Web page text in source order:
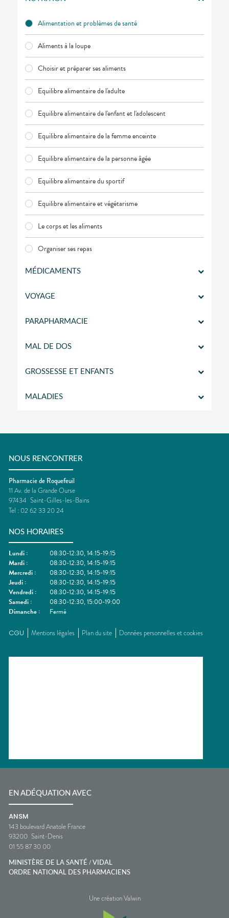
SANTÉ
PHARMACIES
DE GARDE
INFORMATIONS
UTILES
Alimentation et problèmes de santé
Aliments à la loupe
Choisir et préparer ses aliments
Equilibre alimentaire de l'adulte
Equilibre alimentaire de l'enfant et l'adolescent
Equilibre alimentaire de la femme enceinte
Equilibre alimentaire de la personne âgée
Equilibre alimentaire du sportif
Equilibre alimentaire et végétarisme
Le corps et les aliments
Organiser ses repas
MÉDICAMENTS
VOYAGE
PARAPHARMACIE
MAL DE DOS
GROSSESSE ET ENFANTS
MALADIES
NOUS RENCONTRER
Pharmacie de Roquefeuil
11 Av. de la Grande Ourse
97434 Saint-Gilles-les-Bains
Tel : 02 62 33 20 24
NOS HORAIRES
Lundi :
08:30-12:30, 14:15-19:15
Mardi :
08:30-12:30, 14:15-19:15
Mercredi :
08:30-12:30, 14:15-19:15
Jeudi :
08:30-12:30, 14:15-19:15
Vendredi :
08:30-12:30, 14:15-19:15
Samedi :
08:30-12:30, 15:00-19:00
Dimanche : Fermé
CGU Mentions légales Plan du site Données personnelles et cookies
EN ADÉQUATION AVEC
ANSM
143 boulevard Anatole France
93200 Saint-Denis
01 55 87 30 00
MINISTÈRE DE LA SANTÉ / VIDAL
ORDRE NATIONAL DES PHARMACIENS
Une création Valwin